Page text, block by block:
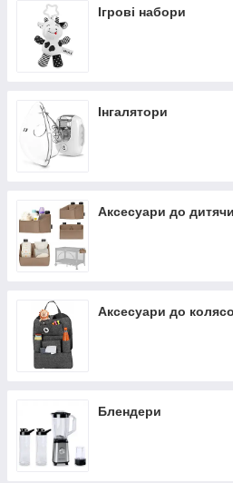
Ігрові набори
Інгалятори
Аксесуари до
Аксесуари до
Блендери